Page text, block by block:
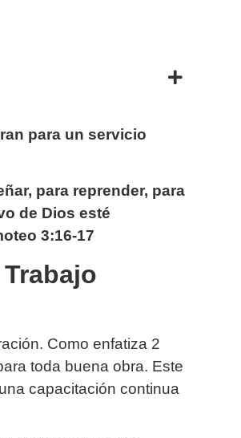
para un servicio
para reprender, para
de Dios esté
3:16-17
Como enfatiza 2
toda buena obra. Este
capacitación continua